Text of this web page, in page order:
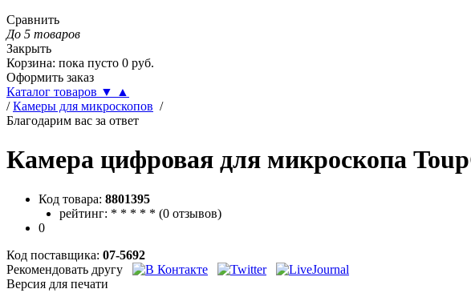
Сравнить
До 5 товаров
Закрыть
Корзина: пока пусто 0 руб.
Оформить заказ
Каталог товаров ▼
▲
/ Камеры для микроскопов /
Благодарим вас за ответ
Камера цифровая для микроскопа
Код товара: 8801395
рейтинг: * * * * * (0 отзывов)
0
Код поставщика: 07-5692
Рекомендовать другу
Версия для печати